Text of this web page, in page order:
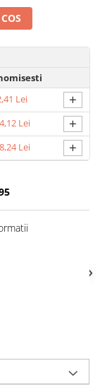
Lei +
Lei +
Lei +